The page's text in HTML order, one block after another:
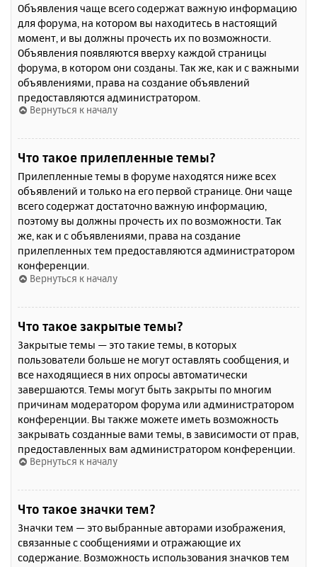
Объявления чаще всего содержат важную информацию
для форума, на котором вы находитесь в настоящий
момент, и вы должны прочесть их по возможности.
Объявления появляются вверху каждой страницы
форума, в котором они созданы. Так же, как и с важными
объявлениями, права на создание объявлений
предоставляются администратором.
Вернуться к началу
Что такое прилепленные темы?
Прилепленные темы в форуме находятся ниже всех
объявлений и только на его первой странице. Они чаще
всего содержат достаточно важную информацию,
поэтому вы должны прочесть их по возможности. Так
же, как и с объявлениями, права на создание
прилепленных тем предоставляются администратором
конференции.
Вернуться к началу
Что такое закрытые темы?
Закрытые темы — это такие темы, в которых
пользователи больше не могут оставлять сообщения, и
все находящиеся в них опросы автоматически
завершаются. Темы могут быть закрыты по многим
причинам модератором форума или администратором
конференции. Вы также можете иметь возможность
закрывать созданные вами темы, в зависимости от прав,
предоставленных вам администратором конференции.
Вернуться к началу
Что такое значки тем?
Значки тем — это выбранные авторами изображения,
связанные с сообщениями и отражающие их
содержание. Возможность использования значков тем